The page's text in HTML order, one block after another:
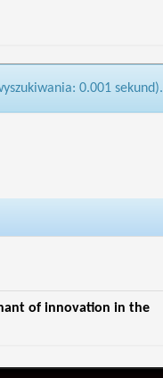
0.001 sekund).
of innovation in the